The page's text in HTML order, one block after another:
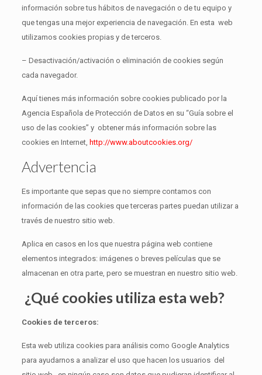
información sobre tus hábitos de navegación o de tu equipo y
que tengas una mejor experiencia de navegación. En esta web
utilizamos cookies propias y de terceros.
– Desactivación/activación o eliminación de cookies según
cada navegador.
Aquí tienes más información sobre cookies publicado por la
Agencia Española de Protección de Datos en su “Guía sobre el
uso de las cookies” y obtener más información sobre las
cookies en Internet, http://www.aboutcookies.org/
Advertencia
Es importante que sepas que no siempre contamos con
información de las cookies que terceras partes puedan utilizar a
través de nuestro sitio web.
Aplica en casos en los que nuestra página web contiene
elementos integrados: imágenes o breves películas que se
almacenan en otra parte, pero se muestran en nuestro sitio web.
¿Qué cookies utiliza esta web?
Cookies de terceros:
Esta web utiliza cookies para análisis como Google Analytics
para ayudarnos a analizar el uso que hacen los usuarios del